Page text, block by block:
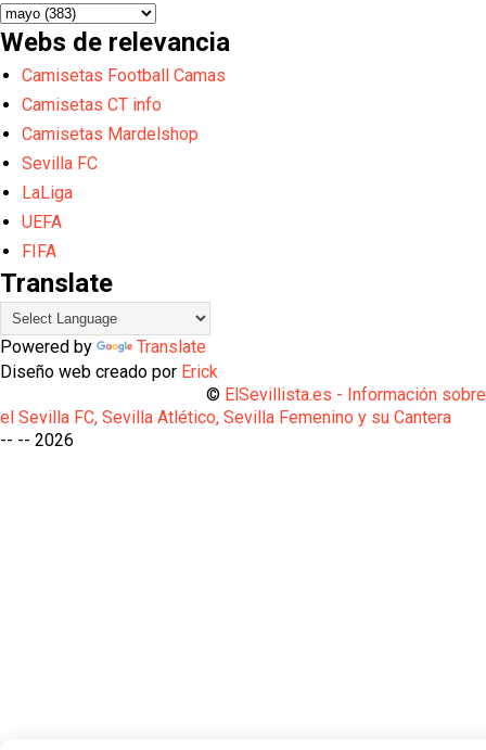
Webs de relevancia
Camisetas Football Camas
Camisetas CT info
Camisetas Mardelshop
Sevilla FC
LaLiga
UEFA
FIFA
Translate
Powered by
Translate
Diseño web creado por Erick
© ElSevillista.es - Información sobre
el Sevilla FC, Sevilla Atlético, Sevilla Femenino y su Cantera
-- -- 2026